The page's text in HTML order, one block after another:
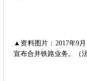
▲资料图片：2017年9
宣布合并铁路业务。（